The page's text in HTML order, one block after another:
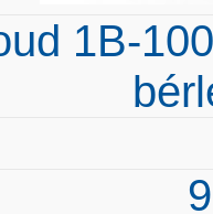
1B-